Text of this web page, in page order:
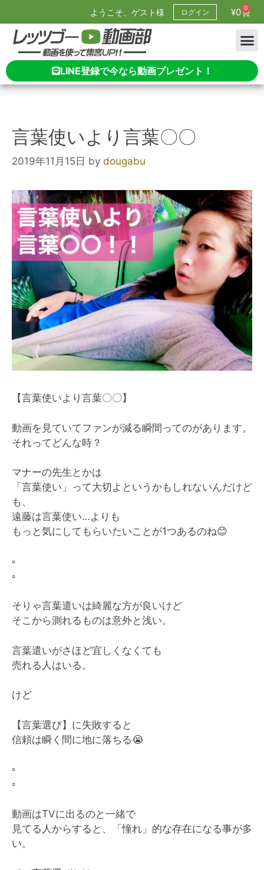
ようこそ、ゲスト様 ログイン ¥0 0
LINE登録で今なら動画プレゼント！
言葉使いより言葉〇〇
2019年11月15日 by dougabu
【言葉使いより言葉〇〇】
動画を見ていてファンが減る瞬間ってのがあります。
それってどんな時？
マナーの先生とかは
「言葉使い」って大切よというかもしれないんだけど
も、
遠藤は言葉使い…よりも
もっと気にしてもらいたいことが1つあるのね😊
▫️
▫️
そりゃ言葉遣いは綺麗な方が良いけど
そこから測れるものは意外と浅い。
言葉遣いがさほど宜しくなくても
売れる人はいる。
けど
【言葉選び】に失敗すると
信頼は瞬く間に地に落ちる😭
▫️
▫️
動画はTVに出るのと一緒で
見てる人からすると、「憧れ」的な存在になる事が多
い。